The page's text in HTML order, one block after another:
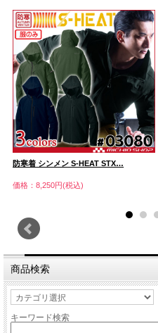
防寒着 シンメン S-HEAT STX…
価格：8,250円(税込)
商品検索
キーワード検索